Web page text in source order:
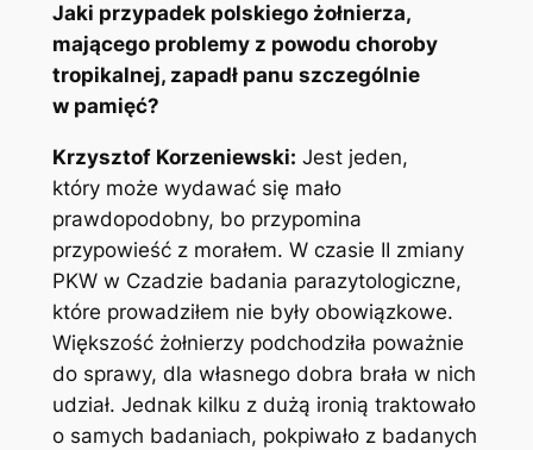
Jaki przypadek polskiego żołnierza,
mającego problemy z powodu choroby
tropikalnej, zapadł panu szczególnie
w pamięć?
Krzysztof Korzeniewski: Jest jeden,
który może wydawać się mało
prawdopodobny, bo przypomina
przypowieść z morałem. W czasie II zmiany
PKW w Czadzie badania parazytologiczne,
które prowadziłem nie były obowiązkowe.
Większość żołnierzy podchodziła poważnie
do sprawy, dla własnego dobra brała w nich
udział. Jednak kilku z dużą ironią traktowało
o samych badaniach, pokpiwało z badanych